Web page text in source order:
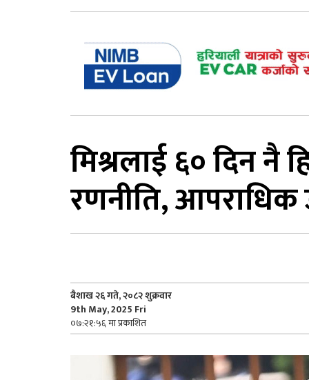
मिश्रलाई ६० दिन नै
रणनीति, आपराधिक
बैशाख २६ गते, २०८२ शुक्रवार
9th May, 2025 Fri
०७:२१:५६ मा प्रकाशित